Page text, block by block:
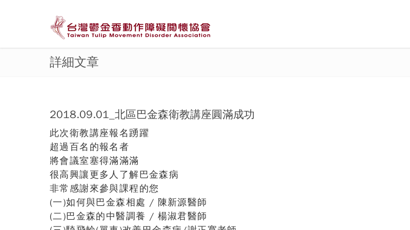
詳細文章
2018.09.01_北區巴金森衛教講座圓滿成功
此次衛教講座報名踴躍
超過百名的報名者
將會議室塞得滿滿滿
很高興讓更多人了解巴金森病
非常感謝來參與課程的您
(一)如何與巴金森相處 / 陳新源醫師
(二)巴金森的中醫調養 / 楊淑君醫師